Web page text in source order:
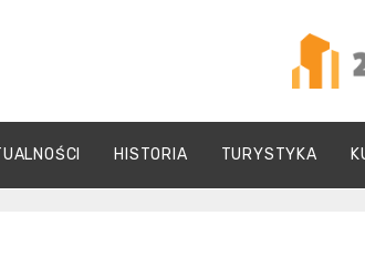
HISTORIA TURYSTYKA